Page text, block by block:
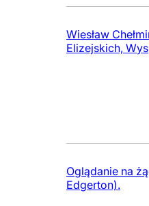
Wiesław
Elizejskich,
Oglądanie na
Edgerton).